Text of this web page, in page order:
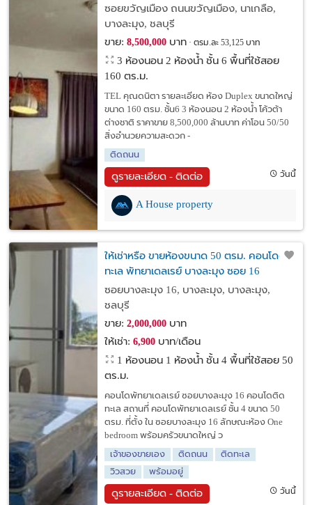
ซอยขวัญเมือง ถนนขวัญเมือง, นาเกลือ,
บางละมุง, ชลบุรี
ขาย: 8,500,000บาท ตรม.ละ 53,125 บาท
3 ห้องนอน 2 ห้องน้ำ ชั้น 6 พื้นที่ใช้สอย
160 ตร.ม.
TEL คุณดนิตา รายละเอียด ห้อง Duplex ขนาดใหญ่
ขนาด 160 ตรม. ชั้น6 3 ห้องนอน 2 ห้องน้ำ โค้วต้า
ต่างชาติ ราคาขาย 8,500,000 ล้านบาท ค่าโอน 50/50
สิ่งอำนวยความสะดวก -
ติดถนน
ดูรายละเอียด - ติดต่อ วันนี้
A House property
ให้เช่าหรือ ขายห้องขนาด 50 ตรม. คอนโดติด
ทะเล พัทยาเดลเรย์ บางละมุง ซอย 16
ซอยบางละมุง 16, บางละมุง, บางละมุง,
ชลบุรี
ขาย: 2,000,000บาท
ให้เช่า: 6,900บาท/เดือน
1 ห้องนอน 1 ห้องน้ำ ชั้น 4 พื้นที่ใช้สอย 50
ตร.ม.
คอนโดพัทยาเดลเรย์ ซอยบางละมุง 16 คอนโดติด
ทะเล สถานที่ คอนโดพัทยาเดลเรย์ ชั้น 4 ขนาด 50
ตรม. ที่ตั้ง ใน ซอยบางละมุง 16 ลักษณะห้อง One
bedroom พร้อมครัวขนาดใหญ่ ว
เจ้าของขายเอง
ติดถนน
ติดทะเล
วิวสวย
พร้อมอยู่
ดูรายละเอียด - ติดต่อ วันนี้